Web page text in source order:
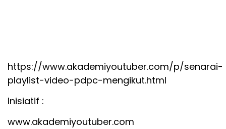
https://www.akademiyoutuber.com/p/senarai-
playlist-video-pdpc-mengikut.html
Inisiatif :
www.akademiyoutuber.com